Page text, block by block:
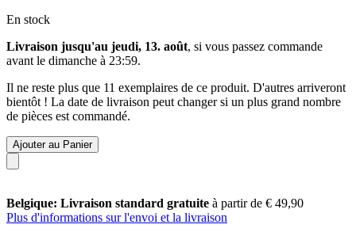
En stock
Livraison jusqu'au jeudi, 13. août, si vous passez commande
avant le dimanche à 23:59.
Il ne reste plus que 11 exemplaires de ce produit. D'autres arriveront
bientôt ! La date de livraison peut changer si un plus grand nombre
de pièces est commandé.
Ajouter au Panier
Belgique: Livraison standard gratuite à partir de € 49,90
Plus d'informations sur l'envoi et la livraison